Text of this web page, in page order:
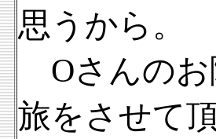
思うから。
Oさんのお
旅をさせて